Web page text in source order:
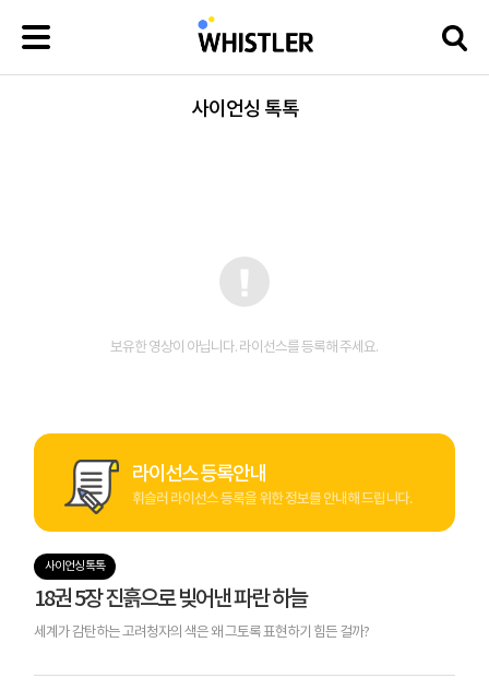
사이언싱 톡톡
보유한 영상이 아닙니다. 라이선스를 등록해 주세요.
라이선스 등록안내
휘슬러 라이선스 등록을 위한 정보를 안내해 드립니다.
사이언싱 톡톡
18권 5장 진흙으로 빚어낸 파란 하늘
세계가 감탄하는 고려청자의 색은 왜 그토록 표현하기 힘든 걸까?